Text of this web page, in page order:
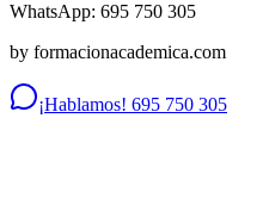
WhatsApp: 695 750 305
by formacionacademica.com
¡Hablamos! 695 750 305